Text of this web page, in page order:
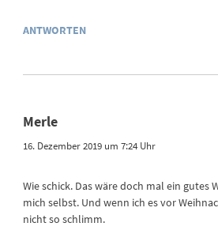
ANTWORTEN
Merle
16. Dezember 2019 um 7:24 Uhr
Wie schick. Das wäre doch mal ein gutes
mich selbst. Und wenn ich es vor
nicht so schlimm.